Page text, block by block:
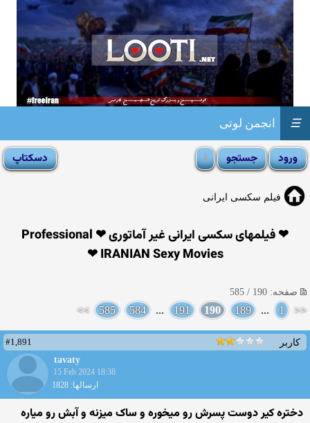
انجمن لوتی ☰
فیلم سکسی ایرانی
❤ فیلمهای سکسی ایرانی غیر آماتوری ❤ Professional
IRANIAN Sexy Movies ❤
صفحه: 190 / 585
<<
1
...
189
190
191
...
584
585
>>
کاربر
#1,891
tavaty
15 Feb 2024 18:38
ارسالها: 1828
دختره کیر دوست پسرش رو میخوره و ساک میزنه و آبش رو میاره